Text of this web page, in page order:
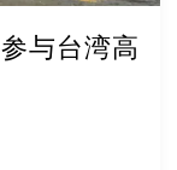
与台湾高